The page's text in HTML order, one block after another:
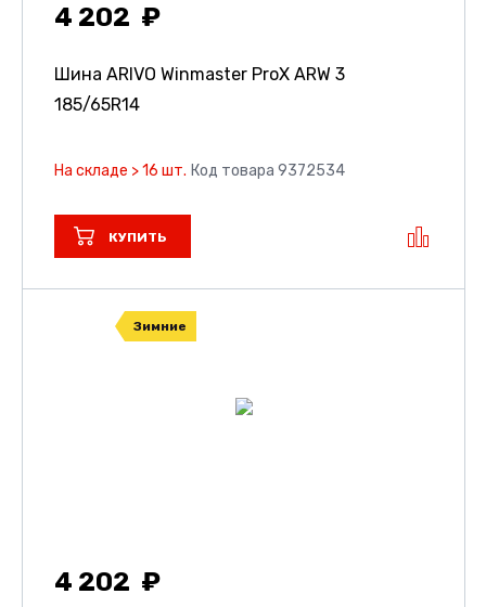
4 202
Шина ARIVO Winmaster ProX ARW 3
185/65R14
На складе > 16 шт. Код товара 9372534
КУПИТЬ
Зимние
4 202